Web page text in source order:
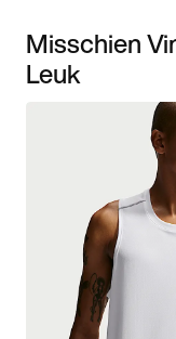
Misschien
Leuk